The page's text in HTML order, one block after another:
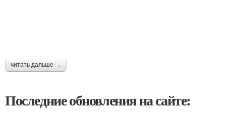
читать дальше →
Последние обновления на сайте: